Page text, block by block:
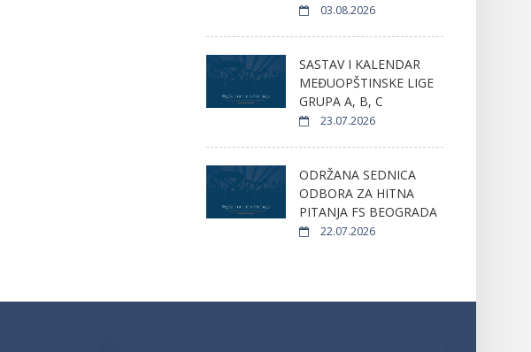
03.08.2026
SASTAV I KALENDAR
MEĐUOPŠTINSKE LIGE
GRUPA A, B, C
23.07.2026
ODRŽANA SEDNICA
ODBORA ZA HITNA
PITANJA FS BEOGRADA
22.07.2026